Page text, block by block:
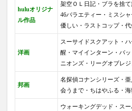
huluオリジナ
ル作品
架空ＯＬ日記・ブラを捨
46バラエティー・ミスシ
優しい・ラストコップ・
洋画
スーサイドスクアット・
醒・マイインターン・バ
ニオンズ・リーグオブレ
邦画
名探偵コナンシリーズ・
会うまで・ちはやふる・
ウォーキングデッド・ス